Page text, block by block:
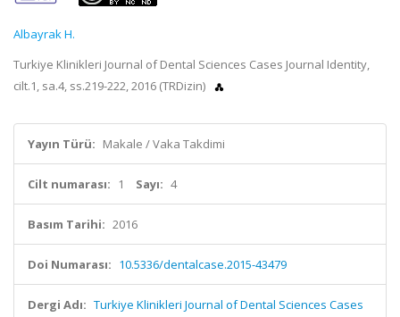
Albayrak H.
Turkiye Klinikleri Journal of Dental Sciences Cases Journal Identity,
cilt.1, sa.4, ss.219-222, 2016 (TRDizin)
Yayın Türü: Makale / Vaka Takdimi
Cilt numarası: 1 Sayı: 4
Basım Tarihi: 2016
Doi Numarası: 10.5336/dentalcase.2015-43479
Dergi Adı: Turkiye Klinikleri Journal of Dental Sciences Cases